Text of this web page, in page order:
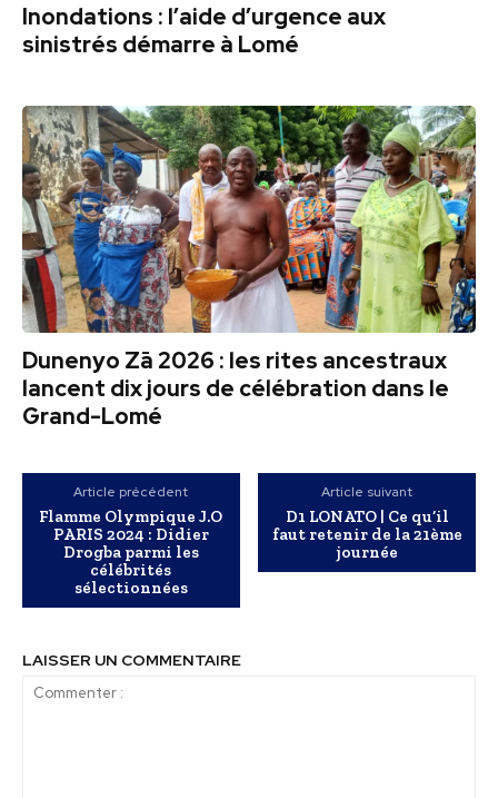
Inondations : l’aide d’urgence aux
sinistrés démarre à Lomé
Dunenyo Zā 2026 : les rites ancestraux
lancent dix jours de célébration dans le
Grand-Lomé
Article précédent
Flamme Olympique J.O
PARIS 2024 : Didier
Drogba parmi les
célébrités
sélectionnées
Article suivant
D1 LONATO | Ce qu’il
faut retenir de la 21ème
journée
LAISSER UN COMMENTAIRE